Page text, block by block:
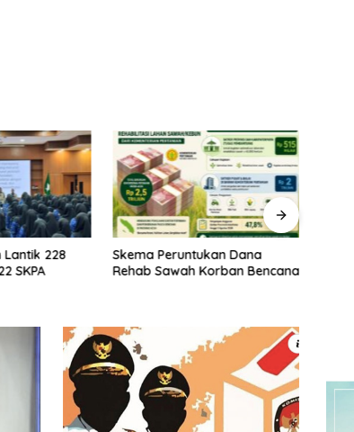
228
SKPA
Skema Peruntukan Dana
Rehab Sawah Korban Bencana